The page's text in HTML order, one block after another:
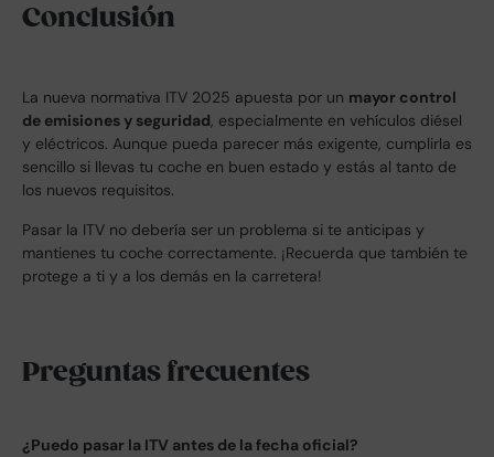
Conclusión
La nueva normativa ITV 2025 apuesta por un mayor control
de emisiones y seguridad, especialmente en vehículos diésel
y eléctricos. Aunque pueda parecer más exigente, cumplirla es
sencillo si llevas tu coche en buen estado y estás al tanto de
los nuevos requisitos.
Pasar la ITV no debería ser un problema si te anticipas y
mantienes tu coche correctamente. ¡Recuerda que también te
protege a ti y a los demás en la carretera!
Preguntas frecuentes
¿Puedo pasar la ITV antes de la fecha oficial?